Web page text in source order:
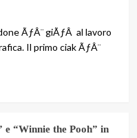
ÃƒÂ¨ giÃƒÂ al lavoro
Il primo ciak ÃƒÂ¨
e “Winnie the Pooh” in